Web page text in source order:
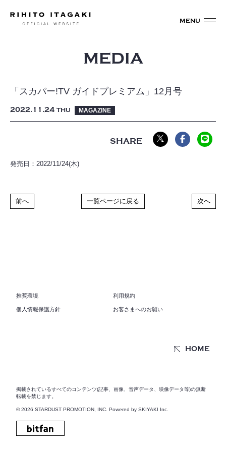
MEDIA
「スカパー!TV ガイドプレミアム」12月号
2022 11 24 THU MAGAZINE
発売日：2022/11/24(木)
前へ 一覧ページに戻る 次へ
推奨環境 利用規約
個人情報保護方針 お客さまへのお願い
HOME
掲載されているすべてのコンテンツ(記事、画像、音声データ、映像データ等)の無断
転載を禁じます。
© 2026 STARDUST PROMOTION, INC. Powered by SKIYAKI Inc.